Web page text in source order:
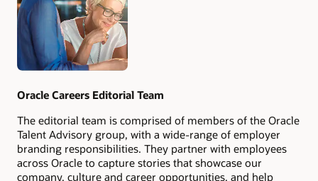
Oracle Careers Editorial Team
The editorial team is comprised of members of the Oracle
Talent Advisory group, with a wide-range of employer
branding responsibilities. They partner with employees
across Oracle to capture stories that showcase our
company, culture and career opportunities, and help